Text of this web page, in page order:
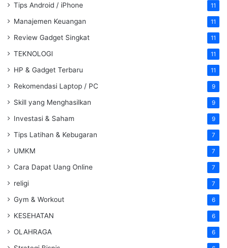
Tips Android / iPhone 11
Manajemen Keuangan 11
Review Gadget Singkat 11
TEKNOLOGI 11
HP & Gadget Terbaru 11
Rekomendasi Laptop / PC 9
Skill yang Menghasilkan 9
Investasi & Saham 9
Tips Latihan & Kebugaran 7
UMKM 7
Cara Dapat Uang Online 7
religi 7
Gym & Workout 6
KESEHATAN 6
OLAHRAGA 6